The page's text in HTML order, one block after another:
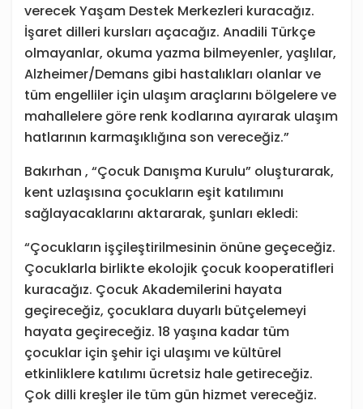
verecek Yaşam Destek Merkezleri kuracağız.
İşaret dilleri kursları açacağız. Anadili Türkçe
olmayanlar, okuma yazma bilmeyenler, yaşlılar,
Alzheimer/Demans gibi hastalıkları olanlar ve
tüm engelliler için ulaşım araçlarını bölgelere ve
mahallelere göre renk kodlarına ayırarak ulaşım
hatlarının karmaşıklığına son vereceğiz.”
Bakırhan , “Çocuk Danışma Kurulu” oluşturarak,
kent uzlaşısına çocukların eşit katılımını
sağlayacaklarını aktararak, şunları ekledi:
“Çocukların işçileştirilmesinin önüne geçeceğiz.
Çocuklarla birlikte ekolojik çocuk kooperatifleri
kuracağız. Çocuk Akademilerini hayata
geçireceğiz, çocuklara duyarlı bütçelemeyi
hayata geçireceğiz. 18 yaşına kadar tüm
çocuklar için şehir içi ulaşımı ve kültürel
etkinliklere katılımı ücretsiz hale getireceğiz.
Çok dilli kreşler ile tüm gün hizmet vereceğiz.